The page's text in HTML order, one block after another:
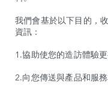
我們會基於以下目的，
資訊：
1.協助使您的造訪體驗
2.向您傳送與產品和服